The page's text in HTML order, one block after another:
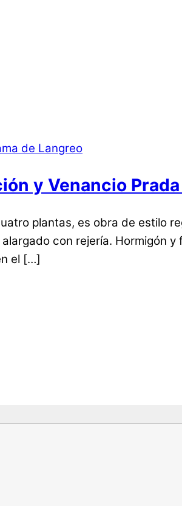
y Venancio
plantas, es obra de estilo
con rejería. Hormigón
el […]